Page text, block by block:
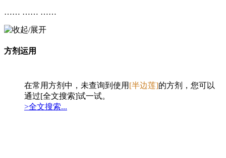
…… …… ……
方剂运用
在常用方剂中，未查询到使用 [半边莲]的方剂，您可以
通过[全文搜索]试一试。
>全文搜索...